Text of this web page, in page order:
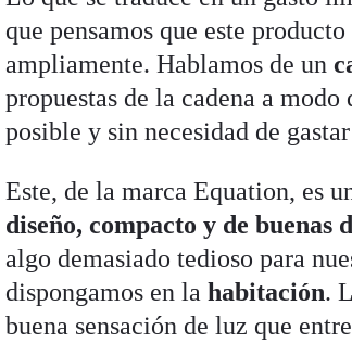
que pensamos que este
ampliamente. Hablamos de un
propuestas de la cadena a
posible y sin necesidad de
Este, de la marca Equation, es
diseño, compacto y de buenas
algo demasiado tedioso para
dispongamos en lahabitación.
buena sensación de luz que